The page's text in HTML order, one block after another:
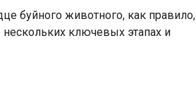
буйного животного, как правило,
ключевых этапах и